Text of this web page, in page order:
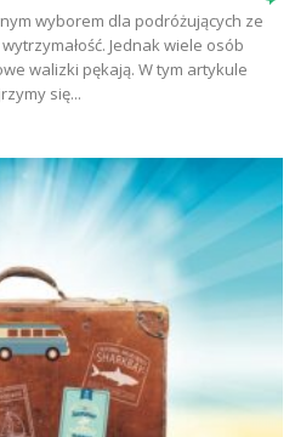
wyborem dla podróżujących ze
Jednak wiele osób
walizki pękają. W tym artykule
się...